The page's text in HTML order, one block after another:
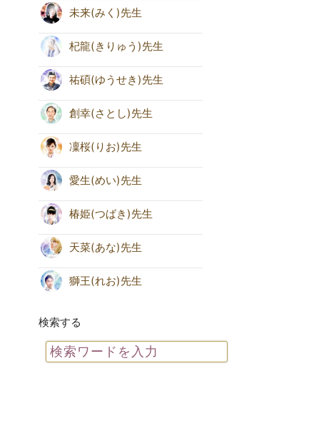
未来(みく)先生
杞龍(きりゅう)先生
祐碩(ゆうせき)先生
創幸(さとし)先生
凜桜(りお)先生
愛生(めい)先生
椿姫(つばき)先生
天菜(あな)先生
獅王(れお)先生
検索する